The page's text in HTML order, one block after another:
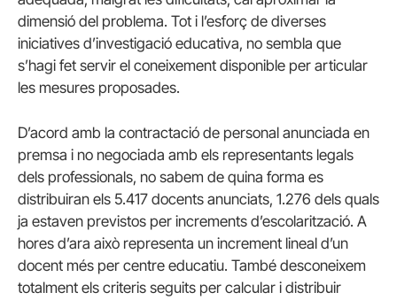
dimensió del problema. Tot i l’esforç de diverses
iniciatives d’investigació educativa, no sembla que
s’hagi fet servir el coneixement disponible per articular
les mesures proposades.
D’acord amb la contractació de personal anunciada en
premsa i no negociada amb els representants legals
dels professionals, no sabem de quina forma es
distribuiran els 5.417 docents anunciats, 1.276 dels quals
ja estaven previstos per increments d’escolarització. A
hores d’ara això representa un increment lineal d’un
docent més per centre educatiu. També desconeixem
totalment els criteris seguits per calcular i distribuir